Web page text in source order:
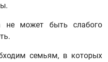
не может быть слабого
семьям, в которых